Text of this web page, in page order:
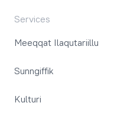
Services
Meeqqat Ilaqutariillu
Sunngiffik
Kulturi